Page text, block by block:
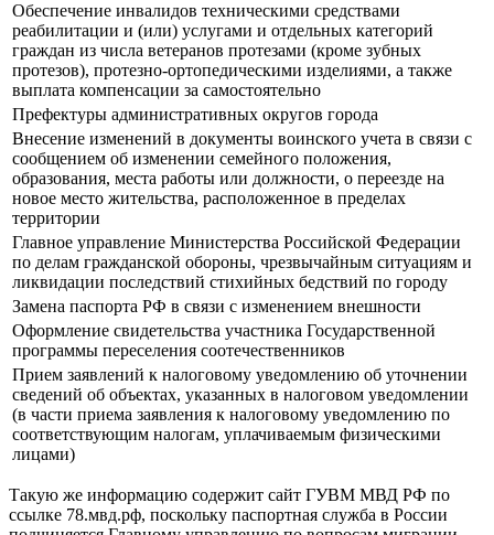
Обеспечение инвалидов техническими средствами
реабилитации и (или) услугами и отдельных категорий
граждан из числа ветеранов протезами (кроме зубных
протезов), протезно-ортопедическими изделиями, а также
выплата компенсации за самостоятельно
Префектуры административных округов города
Внесение изменений в документы воинского учета в связи с
сообщением об изменении семейного положения,
образования, места работы или должности, о переезде на
новое место жительства, расположенное в пределах
территории
Главное управление Министерства Российской Федерации
по делам гражданской обороны, чрезвычайным ситуациям и
ликвидации последствий стихийных бедствий по городу
Замена паспорта РФ в связи с изменением внешности
Оформление свидетельства участника Государственной
программы переселения соотечественников
Прием заявлений к налоговому уведомлению об уточнении
сведений об объектах, указанных в налоговом уведомлении
(в части приема заявления к налоговому уведомлению по
соответствующим налогам, уплачиваемым физическими
лицами)
Такую же информацию содержит сайт ГУВМ МВД РФ по
ссылке 78.мвд.рф, поскольку паспортная служба в России